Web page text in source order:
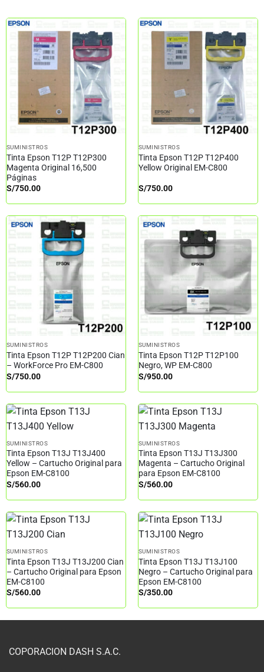
SUMINISTROS
Tinta Epson T12P T12P300
Magenta Original 16,500
Páginas
S/750.00
SUMINISTROS
Tinta Epson T12P T12P400
Yellow Original EM-C800
S/750.00
SUMINISTROS
Tinta Epson T12P T12P200 Cian
– WorkForce Pro EM-C800
S/750.00
SUMINISTROS
Tinta Epson T12P T12P100
Negro, WP EM-C800
S/950.00
SUMINISTROS
Tinta Epson T13J T13J400
Yellow – Cartucho Original para
Epson EM-C8100
S/560.00
SUMINISTROS
Tinta Epson T13J T13J300
Magenta – Cartucho Original
para Epson EM-C8100
S/560.00
SUMINISTROS
Tinta Epson T13J T13J200 Cian
– Cartucho Original para Epson
EM-C8100
S/560.00
SUMINISTROS
Tinta Epson T13J T13J100
Negro – Cartucho Original para
Epson EM-C8100
S/350.00
COPORACION DASH S.A.C.